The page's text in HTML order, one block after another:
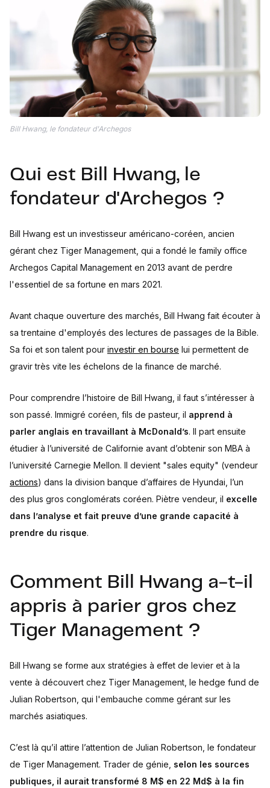
Bill Hwang, le fondateur d'Archegos
Qui est Bill Hwang, le
fondateur d'Archegos ?
Bill Hwang est un investisseur américano-coréen, ancien
gérant chez Tiger Management, qui a fondé le family office
Archegos Capital Management en 2013 avant de perdre
l'essentiel de sa fortune en mars 2021.
Avant chaque ouverture des marchés, Bill Hwang fait écouter à
sa trentaine d'employés des lectures de passages de la Bible.
Sa foi et son talent pour investir en bourse lui permettent de
gravir très vite les échelons de la finance de marché.
Pour comprendre l’histoire de Bill Hwang, il faut s’intéresser à
son passé. Immigré coréen, fils de pasteur, il apprend à
parler anglais en travaillant à McDonald’s. Il part ensuite
étudier à l’université de Californie avant d’obtenir son MBA à
l’université Carnegie Mellon. Il devient "sales equity" (vendeur
actions) dans la division banque d’affaires de Hyundai, l’un
des plus gros conglomérats coréen. Piètre vendeur, il excelle
dans l’analyse et fait preuve d’une grande capacité à
prendre du risque.
Comment Bill Hwang a-t-il
appris à parier gros chez
Tiger Management ?
Bill Hwang se forme aux stratégies à effet de levier et à la
vente à découvert chez Tiger Management, le hedge fund de
Julian Robertson, qui l'embauche comme gérant sur les
marchés asiatiques.
C’est là qu’il attire l’attention de Julian Robertson, le fondateur
de Tiger Management. Trader de génie, selon les sources
publiques, il aurait transformé 8 M$ en 22 Md$ à la fin